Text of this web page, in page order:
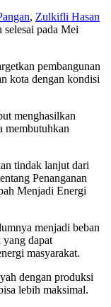
, Zulkifli Hasan
selesai pada Mei
pembangunan
kota dengan kondisi
menghasilkan
membutuhkan
tindak lanjut dari
Penanganan
Menjadi Energi
menjadi beban
dapat
masyarakat.
dengan produksi
lebih maksimal.